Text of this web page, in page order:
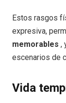
Estos rasgos
expresiva,
memorables ,
escenarios de
Vida